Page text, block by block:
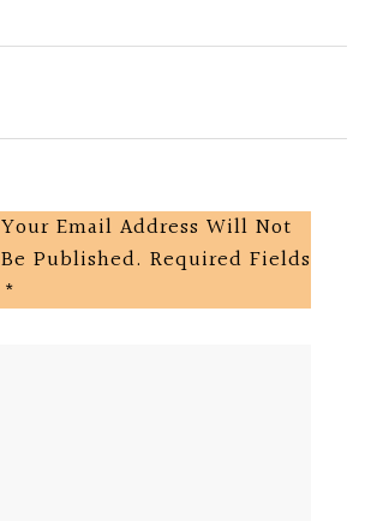
Your Email Address Will Not
Be Published. Required Fields
*